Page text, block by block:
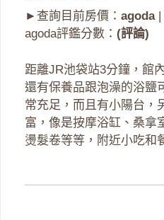
►查詢目前房價： agoda|
agoda評鑑分數： (評論)
距離JR池袋站3分鐘，館
還有保養品跟泡澡的浴鹽
常充足，而且有小陽台，
富，像是按摩浴缸、桑拿
燙髮卷等等，附近小吃和